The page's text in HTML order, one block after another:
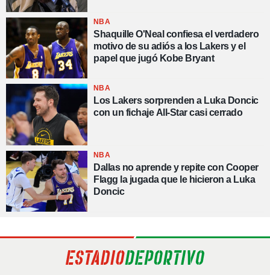
NBA
Shaquille O'Neal confiesa el verdadero
motivo de su adiós a los Lakers y el
papel que jugó Kobe Bryant
NBA
Los Lakers sorprenden a Luka Doncic
con un fichaje All-Star casi cerrado
NBA
Dallas no aprende y repite con Cooper
Flagg la jugada que le hicieron a Luka
Doncic